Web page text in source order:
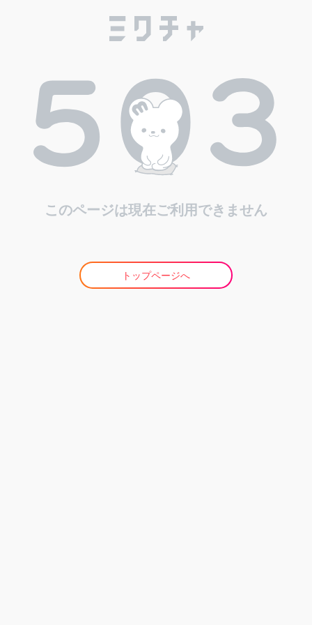
このページは現在ご利用できません